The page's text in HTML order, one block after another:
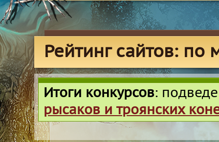
Рейтинг сайтов: по
Итоги конкурсов:
рысаков и троянских